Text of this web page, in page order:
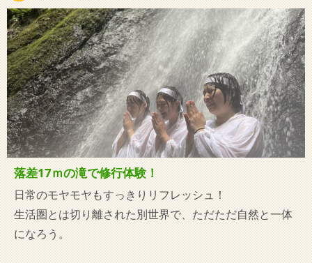
落差17ｍの滝で修行体験！
日常のモヤモヤもすっきりリフレッシュ！
生活圏とは切り離された別世界で、ただただ自然と一体
になろう。